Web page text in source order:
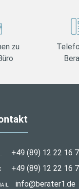
zu
+49 (89) 12 22 16
+49 (89) 12 22 16
info@berater1.de